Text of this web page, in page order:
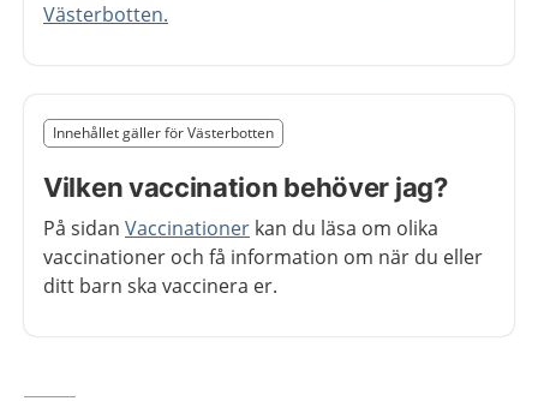
Västerbotten.
Nedan innehåll gäller region Västerbotten
Innehållet gäller för Västerbotten
Vilken vaccination behöver jag?
På sidan Vaccinationer kan du läsa om olika
vaccinationer och få information om när du eller
ditt barn ska vaccinera er.
Slut på det regionala tillägget från region Västerbotten